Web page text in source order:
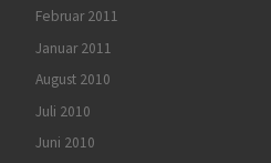
Februar 2011
Januar 2011
August 2010
Juli 2010
Juni 2010